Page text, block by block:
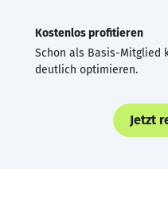
Kostenlos profitieren
Schon als Basis-Mitglied
deutlich optimieren.
Jetzt